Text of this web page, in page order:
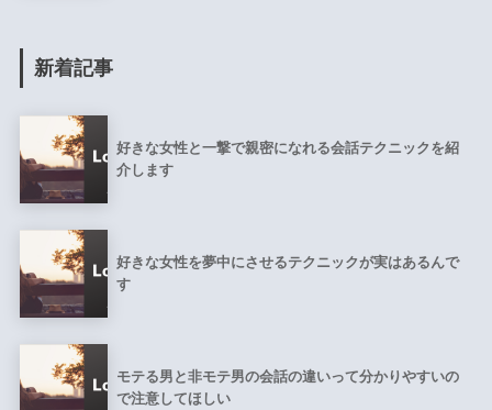
新着記事
好きな女性と一撃で親密になれる会話テクニックを紹
介します
好きな女性を夢中にさせるテクニックが実はあるんで
す
モテる男と非モテ男の会話の違いって分かりやすいの
で注意してほしい